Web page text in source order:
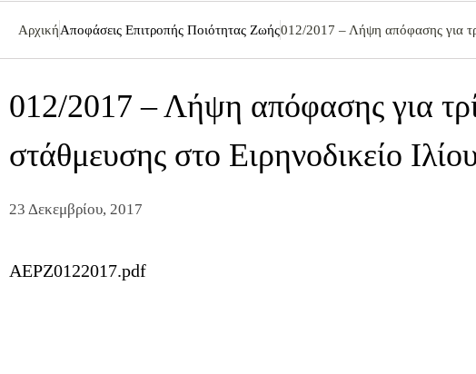
ΑρχικήΑποφάσεις Επιτροπής Ποιότητας Ζωής012/2017 – Λήψη απόφασης για
012/2017 – Λήψη απόφασης για
στάθμευσης στο Ειρηνοδικείο
23 Δεκεμβρίου, 2017
AEPZ0122017.pdf